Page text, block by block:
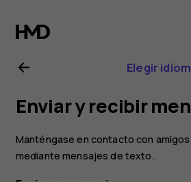
Guía
del
usuario
de
Nokia
Elegir
Enviar y recibir
Manténgase en contacto con
mediante mensajes de texto.